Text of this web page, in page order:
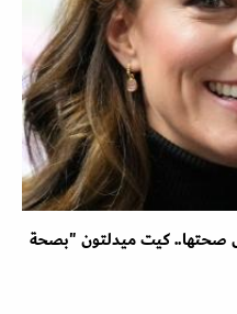
صحتها.. كيت ميدلتون "بصحة